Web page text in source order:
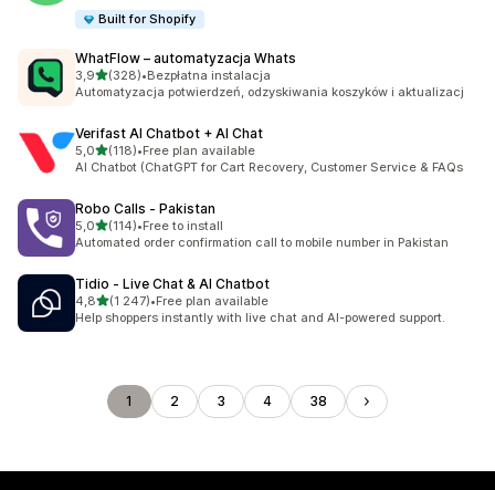
Built for Shopify
WhatFlow – automatyzacja Whats
3,9na 5 gwiazdek
(328)
Łączna liczba recenzji: 328
•Bezpłatna instalacja
Automatyzacja potwierdzeń, odzyskiwania koszyków i aktualizacj
Verifast AI Chatbot + AI Chat
5,0na 5 gwiazdek
(118)
Łączna liczba recenzji: 118
•Free plan available
AI Chatbot (ChatGPT for Cart Recovery, Customer Service & FAQs
Robo Calls ‑ Pakistan
5,0na 5 gwiazdek
(114)
Łączna liczba recenzji: 114
•Free to install
Automated order confirmation call to mobile number in Pakistan
Tidio ‑ Live Chat & AI Chatbot
4,8na 5 gwiazdek
(1 247)
Łączna liczba recenzji: 1247
•Free plan available
Help shoppers instantly with live chat and AI-powered support.
1 2 3 4 38